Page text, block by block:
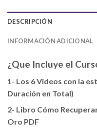
DESCRIPCIÓN
INFORMACIÓN ADICIONAL
¿Que Incluye el
1- Los 6 Videos con la
Duración en Total)
2- Libro Cómo
Oro PDF